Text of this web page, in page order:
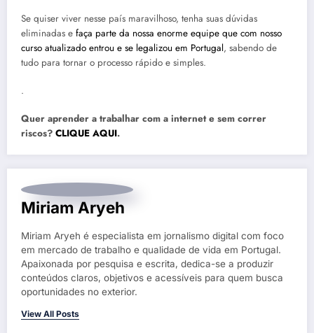
Se quiser viver nesse país maravilhoso, tenha suas dúvidas
eliminadas e faça parte da nossa enorme equipe que com nosso
curso atualizado entrou e se legalizou em Portugal, sabendo de
tudo para tornar o processo rápido e simples.
.
Quer aprender a trabalhar com a internet e sem correr
riscos? CLIQUE AQUI.
Miriam Aryeh
Miriam Aryeh é especialista em jornalismo digital com foco
em mercado de trabalho e qualidade de vida em Portugal.
Apaixonada por pesquisa e escrita, dedica-se a produzir
conteúdos claros, objetivos e acessíveis para quem busca
oportunidades no exterior.
View All Posts